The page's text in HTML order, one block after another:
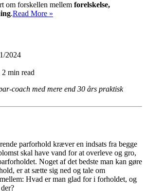
om forskellen mellem forelskelse,
.Read More »
2024
min read
coach med mere end 30 års praktisk
parforhold kræver en indsats fra begge
skal have vand for at overleve og gro,
Noget af det bedste man kan gøre
er at sætte sig ned og tale om
Hvad er man glad for i forholdet, og